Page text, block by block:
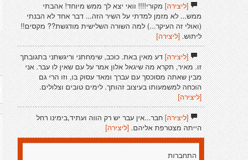
[ליצירה]מקורי!!!! וואי יצא לך ממש מיוחד! אהבתי
ממש... לא מזמן למדתי על השיר הזה... דבר אחד לא הבנתי
(ואולי זה העיקר...) למה השורה השלישית מודגשת?? מקסים!!
ליתוש. [ליצירה]
[ליצירה]דע מאין באת. כוכב, שימחתני וריגשתני בתגובתך
זו. מאיר, תקרא מה שיגאל אלון אמר על עם שאין לו עבר. אני
מבין שאתה מסוכסך עם עברך ומאד עסוק בו, וזו הרי גם
הוכחה למשמעותו בעיצוב זהותך. לימים טובים וצלולים.
[ליצירה]
[ליצירה]חבר...אין עבר יש רק הווה ועתיד,בימינו רחל
הייתה מצטרפת אליהם. [ליצירה]
התחברות